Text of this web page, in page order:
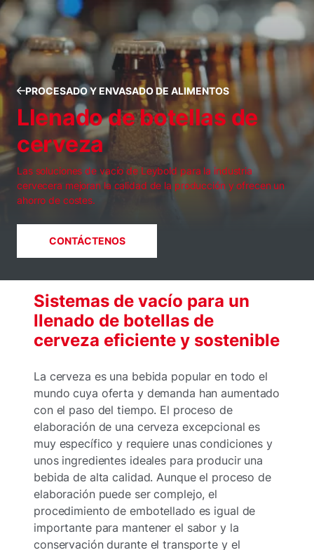
PROCESADO Y ENVASADO DE ALIMENTOS
Llenado de botellas de
cerveza
Las soluciones de vacío de Leybold para la industria
cervecera mejoran la calidad de la producción y ofrecen un
ahorro de costes.
CONTÁCTENOS
Sistemas de vacío para un
llenado de botellas de
cerveza eficiente y sostenible
La cerveza es una bebida popular en todo el
mundo cuya oferta y demanda han aumentado
con el paso del tiempo. El proceso de
elaboración de una cerveza excepcional es
muy específico y requiere unas condiciones y
unos ingredientes ideales para producir una
bebida de alta calidad. Aunque el proceso de
elaboración puede ser complejo, el
procedimiento de embotellado es igual de
importante para mantener el sabor y la
conservación durante el transporte y el